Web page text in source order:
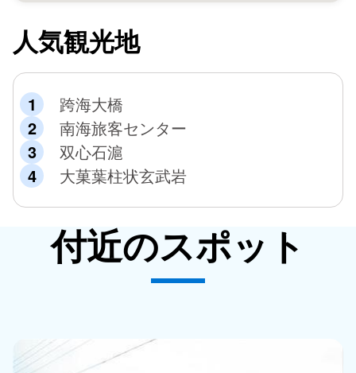
人気観光地
跨海大橋
南海旅客センター
双心石滬
大菓葉柱状玄武岩
付近のスポット